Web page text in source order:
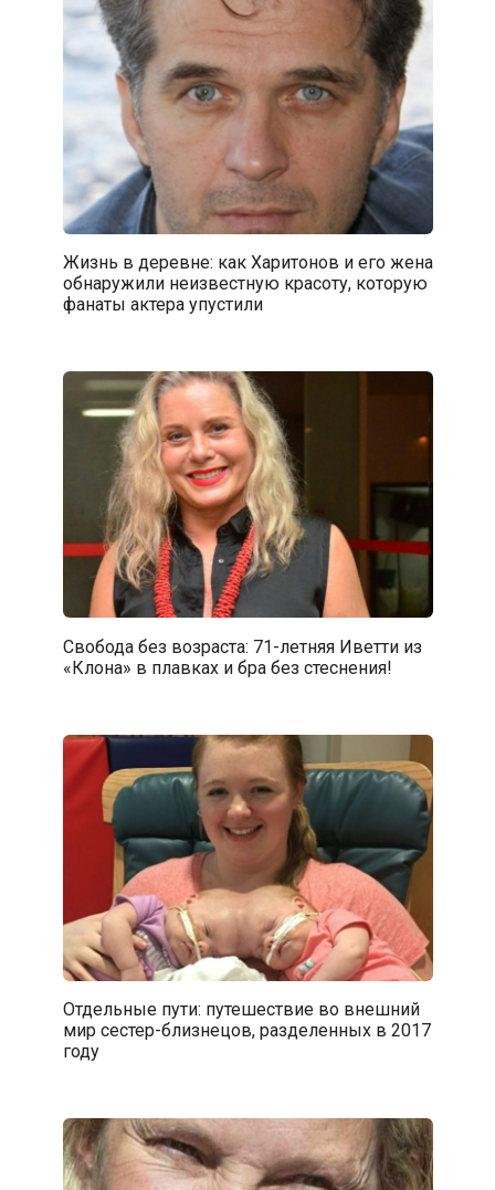
Жизнь в деревне: как Харитонов и его жена
обнаружили неизвестную красоту, которую
фанаты актера упустили
Свобода без возраста: 71-летняя Иветти из
«Клона» в плавках и бра без стеснения!
Отдельные пути: путешествие во внешний
мир сестер-близнецов, разделенных в 2017
году